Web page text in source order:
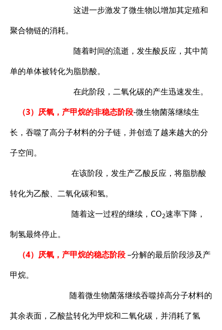
这进一步激发了微生物以增加其定殖和
聚合物链的消耗。
随着时间的流逝，发生酸反应，其中简
单的单体被转化为脂肪酸。
在此阶段，二氧化碳的产生迅速发生。
（3）厌氧，产甲烷的非稳态阶段-微生物菌落继续生
长，吞噬了高分子材料的分子链，并创造了越来越大的分
子空间。
在该阶段，发生产乙酸反应，将脂肪酸
转化为乙酸、二氧化碳和氢。
随着这一过程的继续，CO2速率下降，
制氢最终停止。
（4）厌氧，产甲烷的稳态阶段–分解的最后阶段涉及产
甲烷。
随着微生物菌落继续吞噬掉高分子材料的
其余表面，乙酸盐转化为甲烷和二氧化碳，并消耗了氢